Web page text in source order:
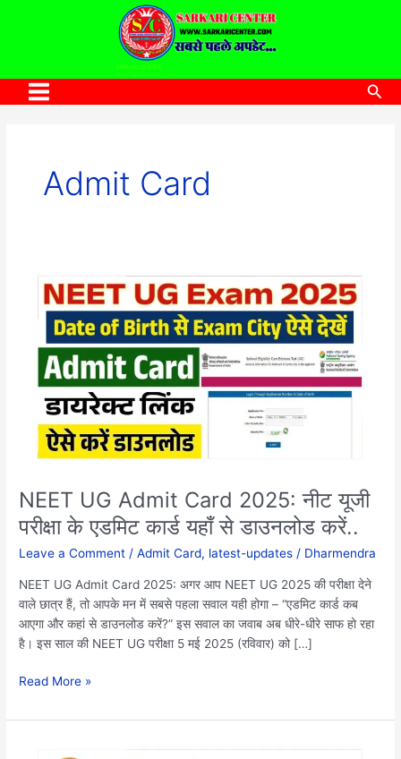
SARKARI CENTER
www.sarkaricenter.com
Main
Admit Card
NEET UG Admit Card 2025: नीट यूजी
परीक्षा के एडमिट कार्ड यहाँ से डाउनलोड करें..
Leave a Comment /Admit Card, latest-updates / Dharmendra
NEET UG Admit Card 2025: अगर आप NEET UG 2025 की परीक्षा देने
वाले छात्र हैं, तो आपके मन में सबसे पहला सवाल यही होगा – “एडमिट कार्ड कब
आएगा और कहां से डाउनलोड करें?” इस सवाल का जवाब अब धीरे-धीरे साफ हो रहा
है। इस साल की NEET UG परीक्षा 5 मई 2025 (रविवार) को […]
NEET
Admit
2025:
एडमिट
यहाँ
से
डाउनलोड
करें..
Read More »